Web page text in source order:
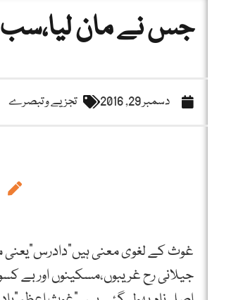
جس نے مان لیا،سب
دسمبر 29, 2016 تجزیے و تبصرے
غوث کے لغوی معنی ہیں”دادرس”یعنی
جیلانی رح غریبوں،مسکینوں اور بے